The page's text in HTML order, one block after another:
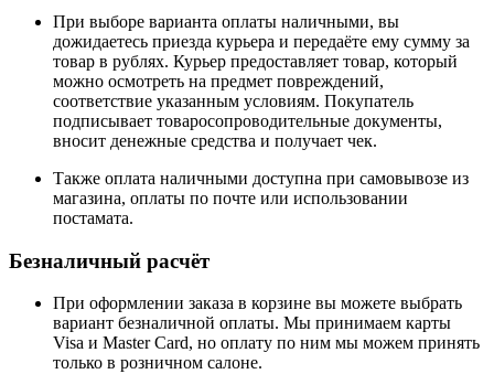
При выборе варианта оплаты наличными, вы
дожидаетесь приезда курьера и передаёте ему сумму за
товар в рублях. Курьер предоставляет товар, который
можно осмотреть на предмет повреждений,
соответствие указанным условиям. Покупатель
подписывает товаросопроводительные документы,
вносит денежные средства и получает чек.
Также оплата наличными доступна при самовывозе из
магазина, оплаты по почте или использовании
постамата.
Безналичный расчёт
При оформлении заказа в корзине вы можете выбрать
вариант безналичной оплаты. Мы принимаем карты
Visa и Master Card, но оплату по ним мы можем принять
только в розничном салоне.